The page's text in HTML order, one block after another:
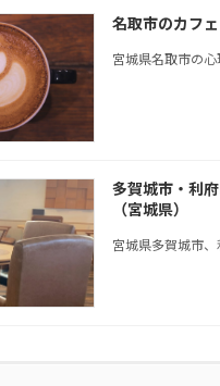
名取市のカフ
宮城県名取市の心
多賀城市・利
（宮城県）
宮城県多賀城市、